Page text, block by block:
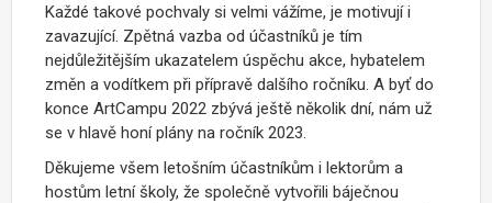
Každé takové pochvaly si velmi vážíme, je motivují i
zavazující. Zpětná vazba od účastníků je tím
nejdůležitějším ukazatelem úspěchu akce, hybatelem
změn a vodítkem při přípravě dalšího ročníku. A byť do
konce ArtCampu 2022 zbývá ještě několik dní, nám už
se v hlavě honí plány na ročník 2023.
Děkujeme všem letošním účastníkům i lektorům a
hostům letní školy, že společně vytvořili báječnou